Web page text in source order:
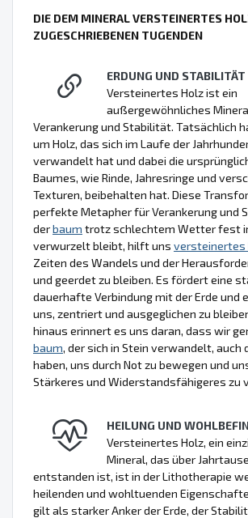
DIE DEM MINERAL VERSTEINERTES
ZUGESCHRIEBENEN TUGENDEN
ERDUNG UND STABILITÄT
Versteinertes Holz ist ein
außergewöhnliches
Verankerung und Stabilität. Tatsächlich
um Holz, das sich im Laufe der
verwandelt hat und dabei die
Baumes, wie Rinde, Jahresringe und
Texturen, beibehalten hat. Diese
perfekte Metapher für Verankerung und
derbaum trotz schlechtem Wetter fest
verwurzelt bleibt, hilft uns versteinertes
Zeiten des Wandels und der
und geerdet zu bleiben. Es fördert eine
dauerhafte Verbindung mit der Erde und
uns, zentriert und ausgeglichen zu
hinaus erinnert es uns daran, dass wir
baum, der sich in Stein verwandelt, auch
haben, uns durch Not zu bewegen und
Stärkeres und Widerstandsfähigeres zu
HEILUNG UND
Versteinertes Holz, ein
Mineral, das über
entstanden ist, ist in der Lithotherapie
heilenden und wohltuenden
gilt als starker Anker der Erde, der